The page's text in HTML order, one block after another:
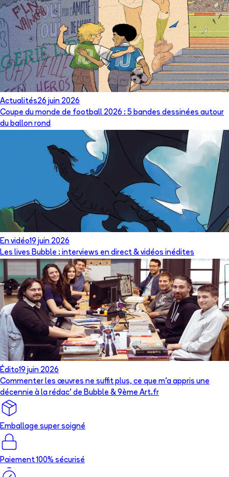
Actualités26 juin 2026
Coupe du monde de football 2026 : 5 bandes dessinées autour
du ballon rond
En vidéo19 juin 2026
Les lives Bubble : interviews en direct & vidéos inédites
Édito19 juin 2026
Commenter les œuvres ne suffit plus, ce que m’a appris une
décennie à la rédac’ de Bubble & 9ème Art.fr
Emballage super soigné
Paiement 100% sécurisé